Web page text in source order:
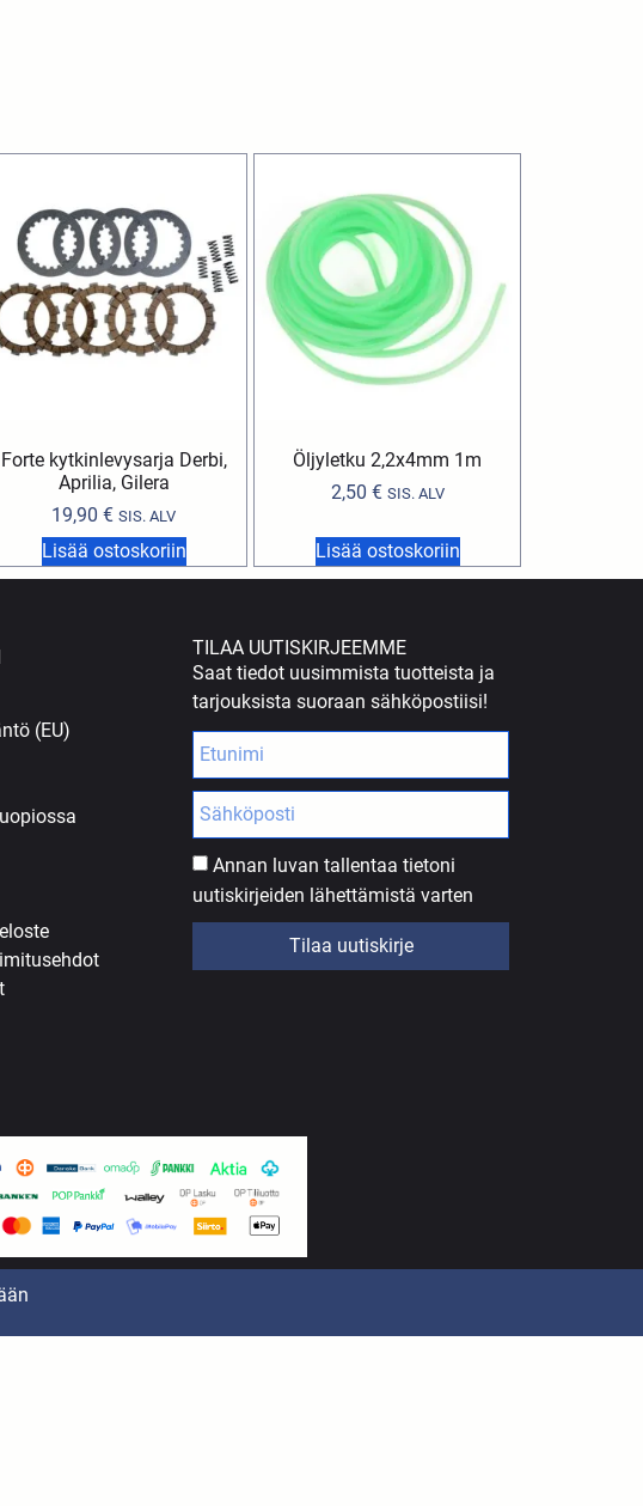
Forte kytkinlevysarja Derbi,
Aprilia, Gilera
19,90 € SIS. ALV
Lisää ostoskoriin
Öljyletku 2,2x4mm 1m
2,50 € SIS. ALV
Lisää ostoskoriin
(EU)
TILAA UUTISKIRJEEMME
Saat tiedot uusimmista tuotteista ja
tarjouksista suoraan sähköpostiisi!
Annan luvan tallentaa tietoni
uutiskirjeiden lähettämistä varten
Tilaa uutiskirje